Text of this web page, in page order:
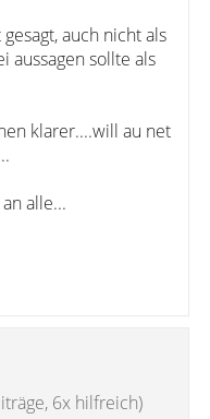
auch nicht als
aussagen sollte als
klarer....will au net
alle...
6x hilfreich)